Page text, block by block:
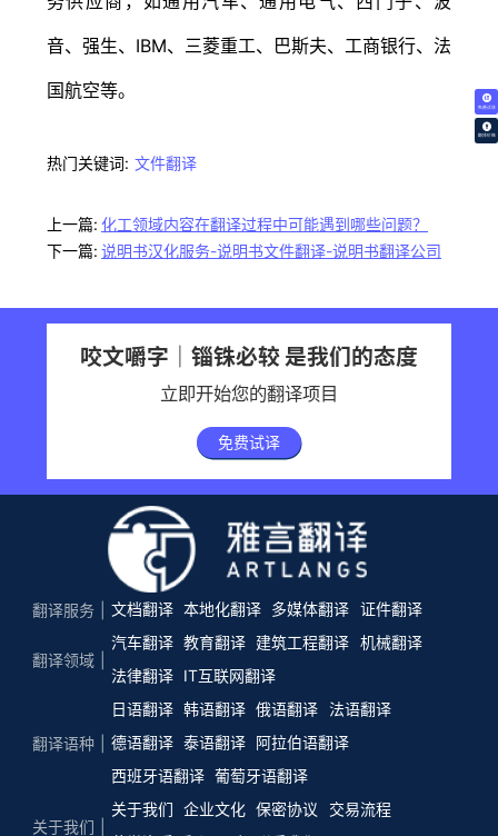
免费试译
翻译价格
音、强生、IBM、三菱重工、巴斯夫、工商银行、法
国航空等。
热门关键词: 文件翻译
上一篇: 化工领域内容在翻译过程中可能遇到哪些问题？
下一篇: 说明书汉化服务-说明书文件翻译-说明书翻译公司
咬文嚼字｜锱铢必较 是我们的态度
立即开始您的翻译项目
免费试译
翻译服务 文档翻译 本地化翻译 多媒体翻译 证件翻译
翻译领域
汽车翻译 教育翻译 建筑工程翻译 机械翻译
法律翻译
IT互联网翻译
翻译语种
日语翻译 韩语翻译 俄语翻译
法语翻译
德语翻译 泰语翻译 阿拉伯语翻译
西班牙语翻译 葡萄牙语翻译
关于我们
关于我们 企业文化 保密协议
交易流程